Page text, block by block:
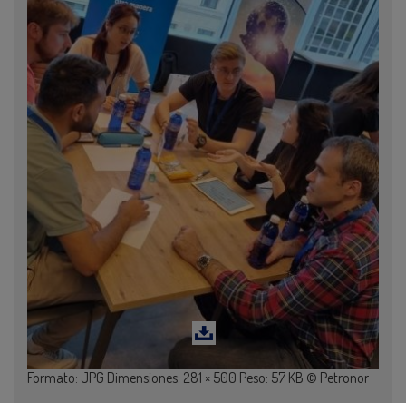
Formato: JPG Dimensiones: 281 × 500 Peso: 57 KB © Petronor